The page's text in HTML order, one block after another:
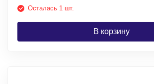
Осталась 1 шт.
В корзину